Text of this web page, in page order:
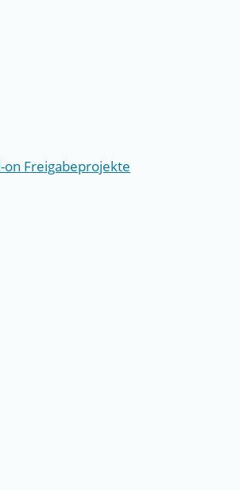
Freigabeprojekte